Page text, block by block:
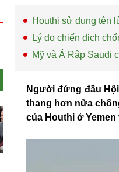
Houthi sử dụng tên
Lý do chiến dịch
Mỹ và Ả Rập Saudi
Người đứng đầu
thang hơn nữa
của Houthi ở